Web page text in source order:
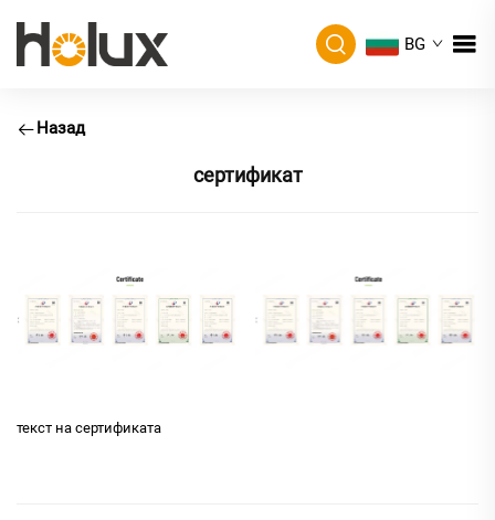
BG
Назад
сертификат
текст на сертификата